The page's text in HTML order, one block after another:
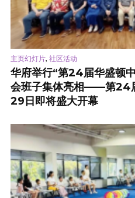
主页幻灯片, 社区活动
华府举行“第24届华盛顿
会班子集体亮相——第24
29日即将盛大开幕